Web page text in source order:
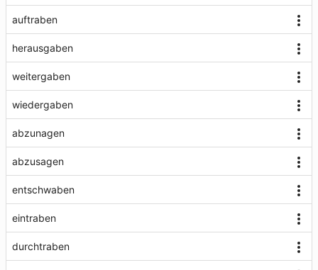
auftraben
herausgaben
weitergaben
wiedergaben
abzunagen
abzusagen
entschwaben
eintraben
durchtraben